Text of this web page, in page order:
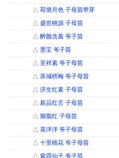
△ 荷塘月色 子母苗带芽
△ 盛世桃源 子母苗
△ 醉颜含羞 爷子苗
△ 墨宝 爷子苗
△ 呈祥素 爷子母苗
△ 茶城榜梅 爷子母苗
△ 济生红素 子母苗
△ 新品红舌 子母苗
△ 胭脂红 子母苗
△ 喜洋洋 爷子母苗
△ 十里桃花 爷子母苗
△ 紫霞仙子 爷子苗